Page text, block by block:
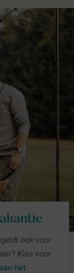
ook voor
Kies voor
het